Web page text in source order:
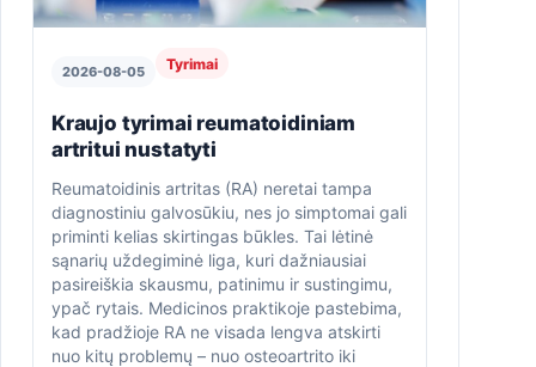
2026-08-05 Tyrimai
Kraujo tyrimai reumatoidiniam
artritui nustatyti
Reumatoidinis artritas (RA) neretai tampa
diagnostiniu galvosūkiu, nes jo simptomai gali
priminti kelias skirtingas būkles. Tai lėtinė
sąnarių uždegiminė liga, kuri dažniausiai
pasireiškia skausmu, patinimu ir sustingimu,
ypač rytais. Medicinos praktikoje pastebima,
kad pradžioje RA ne visada lengva atskirti
nuo kitų problemų – nuo osteoartrito iki